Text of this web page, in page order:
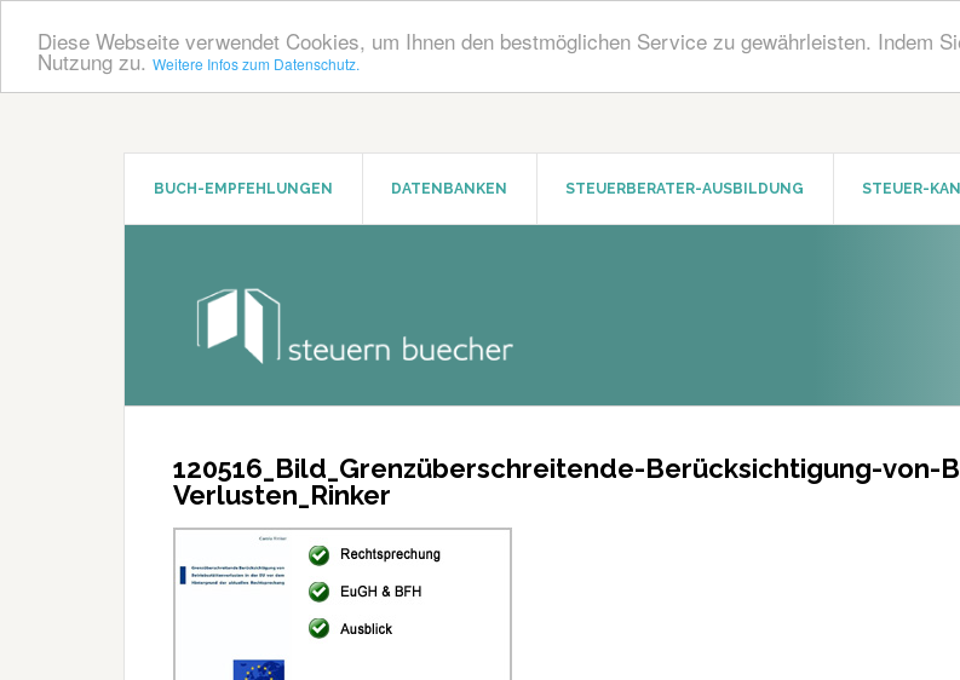
Diese Webseite verwendet Cookies, um Ihnen den bestmöglichen Service zu gewährleisten. Indem
Nutzung zu. Weitere Infos zum Datenschutz.
Zum
Zur
BUCH-EMPFEHLUNGEN DATENBANKEN STEUERBERATER-AUSBILDUNG STEUER-
120516_Bild_Grenzüberschreitende-Berücksichtigung-von-
Verlusten_Rinker